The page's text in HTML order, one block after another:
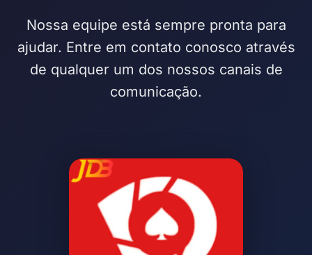
Nossa equipe está sempre pronta para
ajudar. Entre em contato conosco através
de qualquer um dos nossos canais de
comunicação.